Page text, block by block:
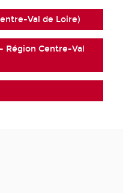
Val de Loire)
Région Centre-Val